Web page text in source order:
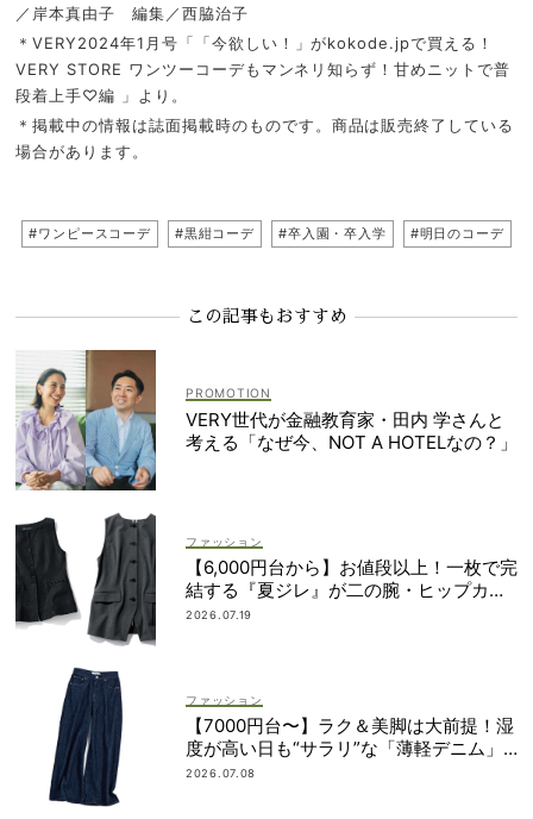
／岸本真由子 編集／西脇治子
＊VERY2024年1月号「「今欲しい！」がkokode.jpで買える！
VERY STORE ワンツーコーデもマンネリ知らず！甘めニットで普
段着上手♡編 」より。
＊掲載中の情報は誌面掲載時のものです。商品は販売終了している
場合があります。
#ワンピースコーデ #黒紺コーデ #卒入園・卒入学 #明日のコーデ
この記事もおすすめ
VERY世代が金融教育家・田内 学さんと
考える「なぜ今、NOT A HOTELなの？」
ファッション
【6,000円台から】お値段以上！一枚で完
結する『夏ジレ』が二の腕・ヒップカバ
ーに大活躍
2026.07.19
ファッション
【7000円台〜】ラク＆美脚は大前提！湿
度が高い日も“サラリ”な「薄軽デニム」3
選
2026.07.08